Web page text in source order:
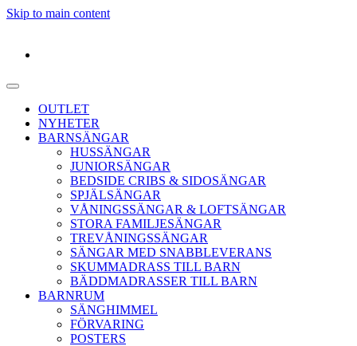
Skip to main content
OUTLET
NYHETER
BARNSÄNGAR
HUSSÄNGAR
JUNIORSÄNGAR
BEDSIDE CRIBS & SIDOSÄNGAR
SPJÄLSÄNGAR
VÅNINGSSÄNGAR & LOFTSÄNGAR
STORA FAMILJESÄNGAR
TREVÅNINGSSÄNGAR
SÄNGAR MED SNABBLEVERANS
SKUMMADRASS TILL BARN
BÄDDMADRASSER TILL BARN
BARNRUM
SÄNGHIMMEL
FÖRVARING
POSTERS